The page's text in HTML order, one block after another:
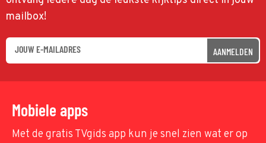
mailbox!
AANMELDEN
Mobiele apps
Met de gratis TVgids app kun je snel zien wat er op